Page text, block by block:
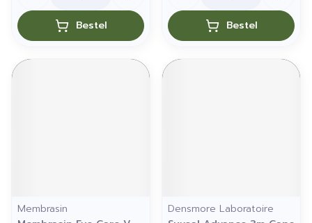
Bestel Bestel
Membrasin
Densmore Laboratoire